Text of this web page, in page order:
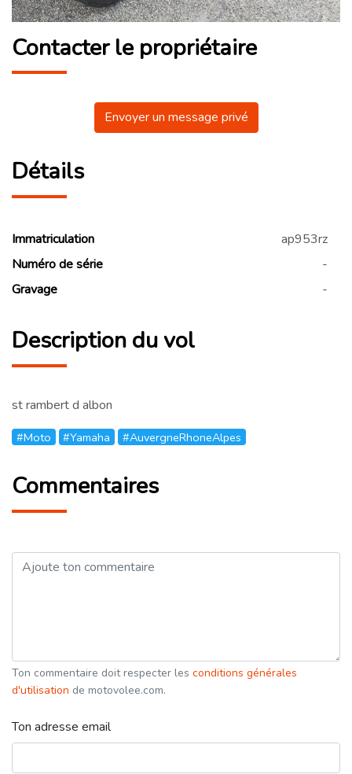
Contacter le propriétaire
Envoyer un message privé
Détails
Immatriculation
ap953rz
Numéro de série
-
Gravage
-
Description du vol
st rambert d albon
#Moto #Yamaha #AuvergneRhoneAlpes
Commentaires
Ton commentaire doit respecter les conditions générales
d'utilisation de motovolee.com.
Ton adresse email